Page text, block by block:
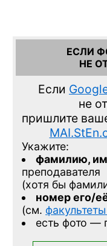
ЕСЛИ
НЕ
Если
не
пришлите
Укажите:
фамилию,
преподавателя
(хотя бы
номер его/
(см.
есть фото —